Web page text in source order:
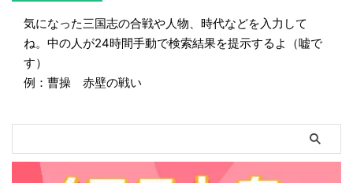
気になった三国志の合戦や人物、時代などを入力して
ね。中の人が24時間手動で検索結果を提示するよ（嘘で
す）
例：曹操 赤壁の戦い